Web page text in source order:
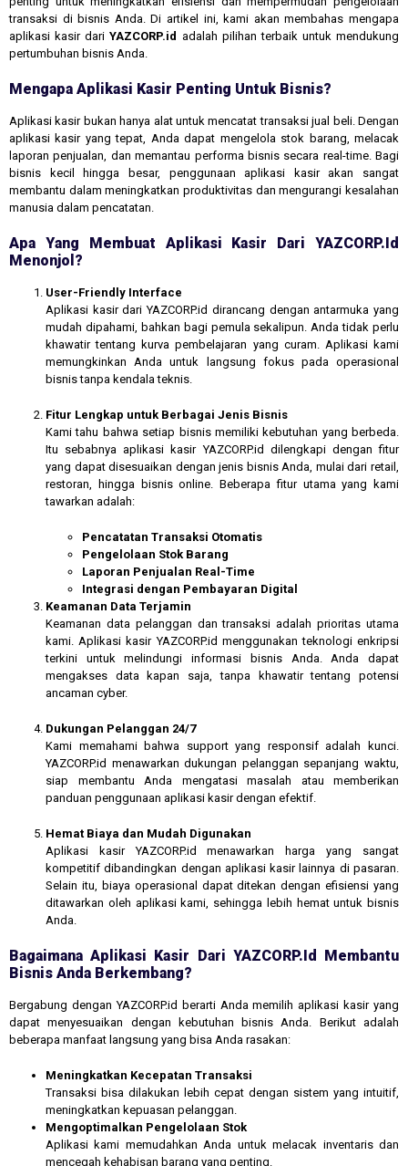
transaksi di bisnis Anda. Di artikel ini, kami akan membahas mengapa
aplikasi kasir dariYAZCORP.id adalah pilihan terbaik untuk mendukung
pertumbuhan bisnis Anda.
Mengapa Aplikasi Kasir Penting Untuk Bisnis?
Aplikasi kasir bukan hanya alat untuk mencatat transaksi jual beli. Dengan
aplikasi kasir yang tepat, Anda dapat mengelola stok barang, melacak
laporan penjualan, dan memantau performa bisnis secara real-time. Bagi
bisnis kecil hingga besar, penggunaan aplikasi kasir akan sangat
membantu dalam meningkatkan produktivitas dan mengurangi kesalahan
manusia dalam pencatatan.
Apa Yang Membuat Aplikasi Kasir Dari YAZCORP.id
Menonjol?
User-Friendly Interface
Aplikasi kasir dari YAZCORP.id dirancang dengan antarmuka yang
mudah dipahami, bahkan bagi pemula sekalipun. Anda tidak perlu
khawatir tentang kurva pembelajaran yang curam. Aplikasi kami
memungkinkan Anda untuk langsung fokus pada operasional
bisnis tanpa kendala teknis.
Fitur Lengkap untuk Berbagai Jenis Bisnis
Kami tahu bahwa setiap bisnis memiliki kebutuhan yang berbeda.
Itu sebabnya aplikasi kasir YAZCORP.id dilengkapi dengan fitur
yang dapat disesuaikan dengan jenis bisnis Anda, mulai dari retail,
restoran, hingga bisnis online. Beberapa fitur utama yang kami
tawarkan adalah:
Pencatatan Transaksi Otomatis
Pengelolaan Stok Barang
Laporan Penjualan Real-Time
Integrasi dengan Pembayaran Digital
Keamanan Data Terjamin
Keamanan data pelanggan dan transaksi adalah prioritas utama
kami. Aplikasi kasir YAZCORP.id menggunakan teknologi enkripsi
terkini untuk melindungi informasi bisnis Anda. Anda dapat
mengakses data kapan saja, tanpa khawatir tentang potensi
ancaman cyber.
Dukungan Pelanggan 24/7
Kami memahami bahwa support yang responsif adalah kunci.
YAZCORP.id menawarkan dukungan pelanggan sepanjang waktu,
siap membantu Anda mengatasi masalah atau memberikan
panduan penggunaan aplikasi kasir dengan efektif.
Hemat Biaya dan Mudah Digunakan
Aplikasi kasir YAZCORP.id menawarkan harga yang sangat
kompetitif dibandingkan dengan aplikasi kasir lainnya di pasaran.
Selain itu, biaya operasional dapat ditekan dengan efisiensi yang
ditawarkan oleh aplikasi kami, sehingga lebih hemat untuk bisnis
Anda.
Bagaimana Aplikasi Kasir Dari YAZCORP.id Membantu
Bisnis Anda Berkembang?
Bergabung dengan YAZCORP.id berarti Anda memilih aplikasi kasir yang
dapat menyesuaikan dengan kebutuhan bisnis Anda. Berikut adalah
beberapa manfaat langsung yang bisa Anda rasakan:
Meningkatkan Kecepatan Transaksi
Transaksi bisa dilakukan lebih cepat dengan sistem yang intuitif,
meningkatkan kepuasan pelanggan.
Mengoptimalkan Pengelolaan Stok
Aplikasi kami memudahkan Anda untuk melacak inventaris dan
mencegah kehabisan barang yang penting.